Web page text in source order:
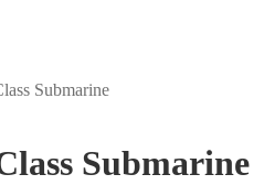
Submarine
Submarine